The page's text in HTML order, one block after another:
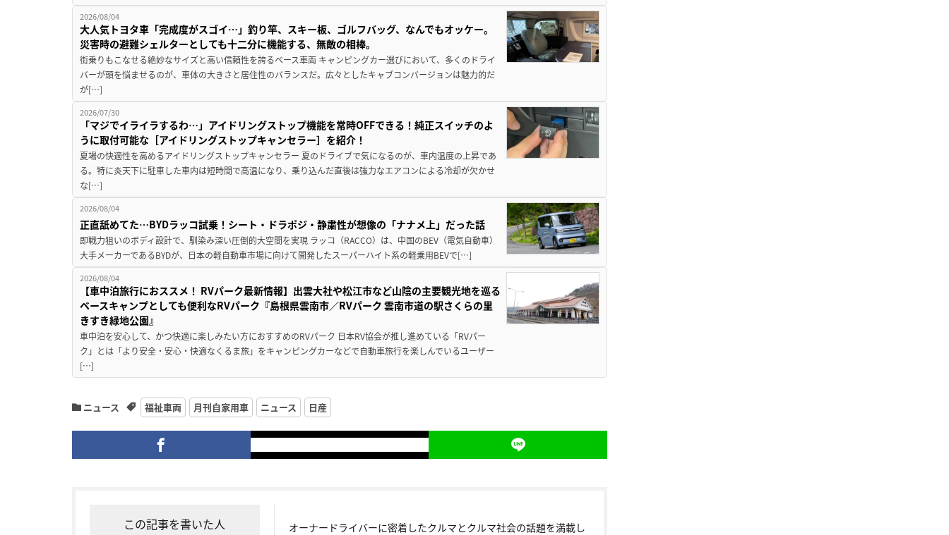
2026/08/04
大人気トヨタ車「完成度がスゴイ…」釣り竿、スキー板、ゴルフバッグ、なんでもオッケー。
災害時の避難シェルターとしても十二分に機能する、無敵の相棒。
街乗りもこなせる絶妙なサイズと高い信頼性を誇るベース車両 キャンピングカー選びにおいて、多くのドライ
バーが頭を悩ませるのが、車体の大きさと居住性のバランスだ。広々としたキャブコンバージョンは魅力的だ
が[…]
2026/07/30
「マジでイライラするわ…」アイドリングストップ機能を常時OFFできる！純正スイッチのよ
うに取付可能な［アイドリングストップキャンセラー］を紹介！
夏場の快適性を高めるアイドリングストップキャンセラー 夏のドライブで気になるのが、車内温度の上昇であ
る。特に炎天下に駐車した車内は短時間で高温になり、乗り込んだ直後は強力なエアコンによる冷却が欠かせ
な[…]
2026/08/04
正直舐めてた…BYDラッコ試乗！シート・ドラポジ・静粛性が想像の「ナナメ上」だった話
即戦力狙いのボディ設計で、馴染み深い圧倒的大空間を実現 ラッコ（RACCO）は、中国のBEV（電気自動車）
大手メーカーであるBYDが、日本の軽自動車市場に向けて開発したスーパーハイト系の軽乗用BEVで[…]
2026/08/04
【車中泊旅行におススメ！ RVパーク最新情報】出雲大社や松江市など山陰の主要観光地を巡る
ベースキャンプとしても便利なRVパーク『島根県雲南市／RVパーク 雲南市道の駅さくらの里
きすき緑地公園』
車中泊を安心して、かつ快適に楽しみたい方におすすめのRVパーク 日本RV協会が推し進めている「RVパー
ク」とは「より安全・安心・快適なくるま旅」をキャンピングカーなどで自動車旅行を楽しんでいるユーザー
[…]
ニュース 福祉車両 月刊自家用車 ニュース 日産
この記事を書いた人
オーナードライバーに密着したクルマとクルマ社会の話題を満載し